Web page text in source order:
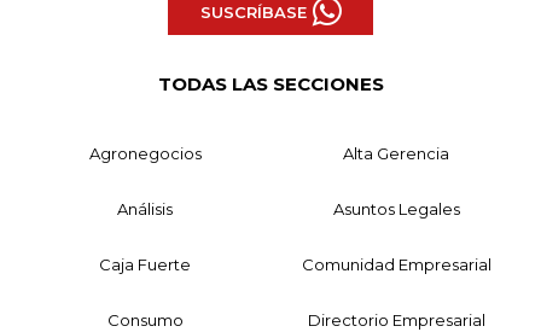
SUSCRÍBASE
TODAS LAS SECCIONES
Agronegocios Alta Gerencia
Análisis Asuntos Legales
Caja Fuerte Comunidad Empresarial
Consumo Directorio Empresarial